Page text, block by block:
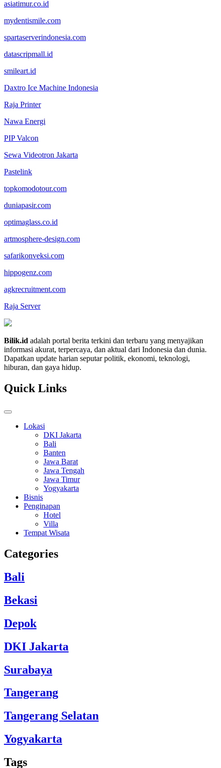
asiatimur.co.id
mydentismile.com
spartaserverindonesia.com
datascripmall.id
smileart.id
Daxtro Ice Machine Indonesia
Raja Printer
Nawa Energi
PIP Valcon
Sewa Videotron Jakarta
Pastelink
topkomodotour.com
duniapasir.com
optimaglass.co.id
artmosphere-design.com
safarikonveksi.com
hippogenz.com
agkrecruitment.com
Raja Server
Bilik.id adalah portal berita terkini dan terbaru yang menyajikan
informasi akurat, terpercaya, dan aktual dari Indonesia dan dunia.
Dapatkan update harian seputar politik, ekonomi, teknologi,
hiburan, dan gaya hidup.
Quick Links
Lokasi
DKI Jakarta
Bali
Banten
Jawa Barat
Jawa Tengah
Jawa Timur
Yogyakarta
Bisnis
Penginapan
Hotel
Villa
Tempat Wisata
Categories
Bali
Bekasi
Depok
DKI Jakarta
Surabaya
Tangerang
Tangerang Selatan
Yogyakarta
Tags